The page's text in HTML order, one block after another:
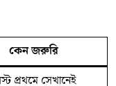
কেন জরুরি
প্রথমে সেখানেই